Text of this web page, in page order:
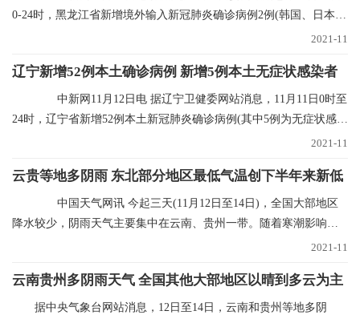
0-24时，黑龙江省新增境外输入新冠肺炎确诊病例2例(韩国、日本输
2021-11
辽宁新增52例本土确诊病例 新增5例本土无症状感染者
中新网11月12日电 据辽宁卫健委网站消息，11月11日0时至
24时，辽宁省新增52例本土新冠肺炎确诊病例(其中5例为无症状感染
2021-11
云贵等地多阴雨 东北部分地区最低气温创下半年来新低
中国天气网讯 今起三天(11月12日至14日)，全国大部地区
降水较少，阴雨天气主要集中在云南、贵州一带。随着寒潮影响结
2021-11
云南贵州多阴雨天气 全国其他大部地区以晴到多云为主
据中央气象台网站消息，12日至14日，云南和贵州等地多阴